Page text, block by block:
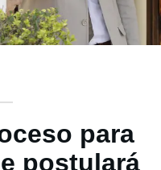
para
postulará